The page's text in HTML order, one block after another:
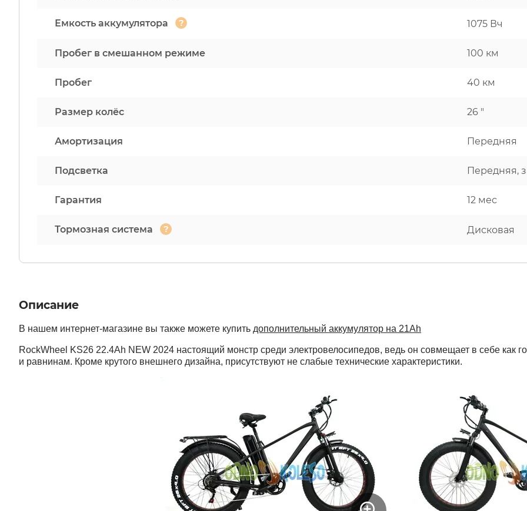
Емкость аккумулятора ? 1075 Вч
Пробег в смешанном режиме 100 км
Пробег 40 км
Размер колёс 26 "
Амортизация Передняя
Подсветка Передняя,
Гарантия 12 мес
Тормозная система ? Дисковая
Описание
В нашем интернет-магазине вы также можете купить дополнительный аккумулятор на 21Ah
RockWheel KS26 22.4Ah NEW 2024 настоящий монстр среди электровелосипедов, ведь он совмещает в себе как
и равнинам. Кроме крутого внешнего дизайна, присутствуют не слабые технические характеристики.